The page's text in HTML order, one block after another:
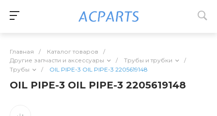
Главная / Каталог товаров
/
Другие запчасти и аксессуары
/ Трубы и трубки
/
Трубы
/ OIL PIPE-3 OIL PIPE-3 2205619148
OIL PIPE-3 OIL PIPE-3 2205619148